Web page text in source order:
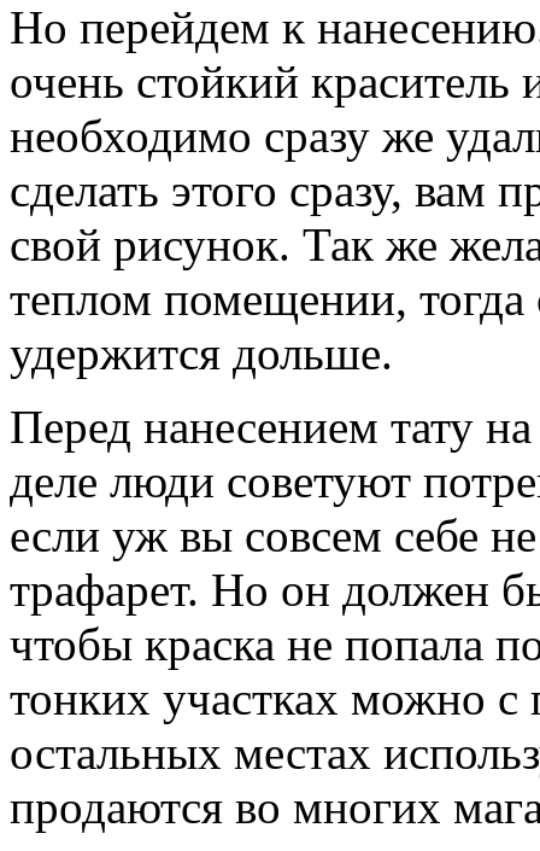
Но перейдем к
очень стойкий краситель
необходимо сразу же
сделать этого сразу, вам
свой рисунок. Так же
теплом помещении, тогда
удержится дольше.
Перед нанесением тату
деле люди советуют
если уж вы совсем себе
трафарет. Но он должен
чтобы краска не попала
тонких участках можно
остальных местах
продаются во многих